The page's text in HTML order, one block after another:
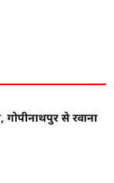
गोपीनाथपुर से रवाना